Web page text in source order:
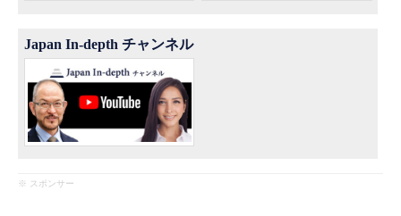
Japan In-depth チャンネル
※ スポンサー